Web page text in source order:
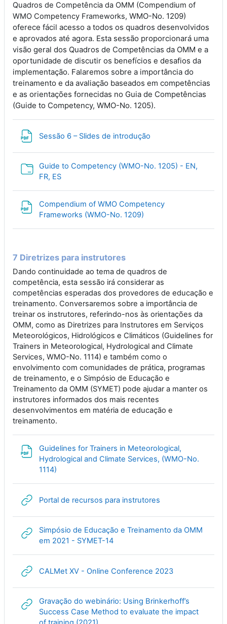
Quadros de Competência da OMM (Compendium of
WMO Competency Frameworks, WMO-No. 1209)
oferece fácil acesso a todos os quadros desenvolvidos
e aprovados até agora. Esta sessão proporcionará uma
visão geral dos Quadros de Competências da OMM e a
oportunidade de discutir os benefícios e desafios da
implementação. Falaremos sobre a importância do
treinamento e da avaliação baseados em competências
e as orientações fornecidas no Guia de Competências
(Guide to Competency, WMO-No. 1205).
Sessão 6 – Slides de introdução
Guide to Competency (WMO-No. 1205) - EN,
FR, ESFolder
Compendium of WMO Competency
Frameworks (WMO-No. 1209)
7 Diretrizes para instrutores
Dando continuidade ao tema de quadros de
competência, esta sessão irá considerar as
competências esperadas dos provedores de educação e
treinamento. Conversaremos sobre a importância de
treinar os instrutores, referindo-nos às orientações da
OMM, como as Diretrizes para Instrutores em Serviços
Meteorológicos, Hidrológicos e Climáticos (Guidelines for
Trainers in Meteorological, Hydrological and Climate
Services, WMO-No. 1114) e também como o
envolvimento com comunidades de prática, programas
de treinamento, e o Simpósio de Educação e
Treinamento da OMM (SYMET) pode ajudar a manter os
instrutores informados dos mais recentes
desenvolvimentos em matéria de educação e
treinamento.
Guidelines for Trainers in Meteorological,
Hydrological and Climate Services, (WMO-No.
1114)
Portal de recursos para instrutores
Simpósio de Educação e Treinamento da OMM
em 2021 - SYMET-14URL
CALMet XV - Online Conference 2023URL
Gravação do webinário: Using Brinkerhoff’s
Success Case Method to evaluate the impact